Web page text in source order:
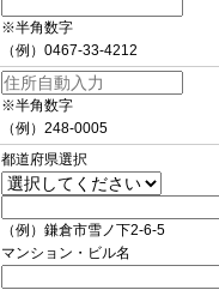
※半角数字
（例）0467-33-4212
※半角数字
（例）248-0005
都道府県選択
（例）鎌倉市雪ノ下2-6-5
マンション・ビル名